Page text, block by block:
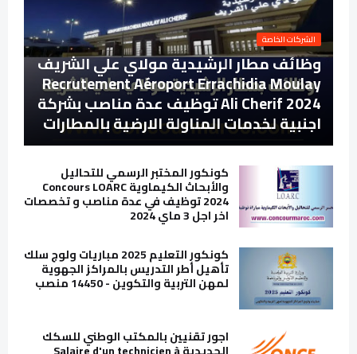
الشركات الخاصة
وظائف مطار الرشيدية مولاي علي الشريف
Recrutement Aéroport Errachidia Moulay
Ali Cherif 2024 توظيف عدة مناصب بشركة
اجنبية لخدمات المناولة الارضية بالمطارات
كونكور المختبر الرسمي للتحاليل
والأبحاث الكيماوية Concours LOARC
2024 توظيف في عدة مناصب و تخصصات
اخر اجل 3 ماي 2024
كونكور التعليم 2025 مباريات ولوج سلك
تأهيل أطر التدريس بالمراكز الجهوية
لمهن التربية والتكوين - 14450 منصب
اجور تقنيين بالمكتب الوطني للسكك